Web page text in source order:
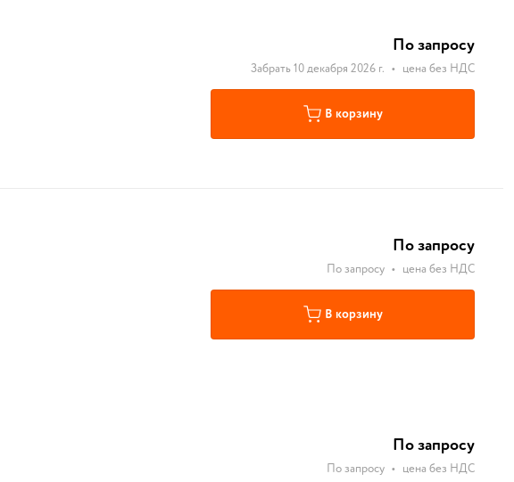
По запросу
Забрать 10 декабря 2026 г. • цена без НДС
В корзину
По запросу
По запросу • цена без НДС
В корзину
По запросу
По запросу • цена без НДС